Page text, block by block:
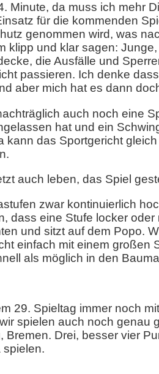
Minute, da muss ich mehr
für die kommenden
genommen wird, was
klipp und klar sagen:
die Ausfälle und
passieren. Ich denke
aber mich hat es dann
auch noch eine
hat und ein
kann das Sportgericht
auch leben, das Spiel
zwar kontinuierlich
dass eine Stufe locker
und sitzt auf dem Popo.
einfach mit einem großen
als möglich in den
29. Spieltag immer noch
spielen auch noch genau
Bremen. Drei, besser vier
spielen.